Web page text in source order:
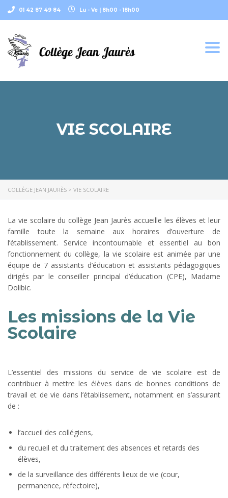
Lu - Ve | 8h00 - 18h00
01 42 87 49 84
VIE SCOLAIRE
COLLÈGE JEAN JAURÈS > VIE SCOLAIRE
La vie scolaire du collège Jean Jaurès accueille les élèves et leur
famille toute la semaine aux horaires d’ouverture de
l’établissement. Service incontournable et essentiel au bon
fonctionnement du collège, la vie scolaire est animée par une
équipe de 7 assistants d’éducation et assistants pédagogiques
dirigés par le conseiller principal d’éducation (CPE), Madame
Dolibic.
Les missions de la Vie
Scolaire
L’essentiel des missions du service de vie scolaire est de
contribuer à mettre les élèves dans de bonnes conditions de
travail et de vie dans l’établissement, notamment en s’assurant
de :
l’accueil des collégiens,
du recueil et du traitement des absences et retards des
élèves,
de la surveillance des différents lieux de vie (cour,
permanence, réfectoire),